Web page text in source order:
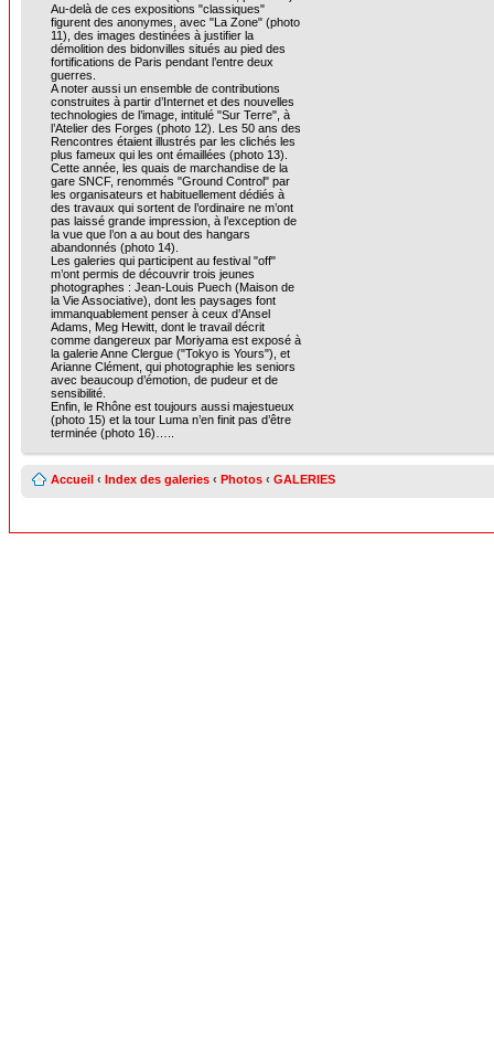
Au-delà de ces expositions "classiques"
figurent des anonymes, avec "La Zone" (photo
11), des images destinées à justifier la
démolition des bidonvilles situés au pied des
fortifications de Paris pendant l’entre deux
guerres.
A noter aussi un ensemble de contributions
construites à partir d’Internet et des nouvelles
technologies de l’image, intitulé "Sur Terre", à
l’Atelier des Forges (photo 12). Les 50 ans des
Rencontres étaient illustrés par les clichés les
plus fameux qui les ont émaillées (photo 13).
Cette année, les quais de marchandise de la
gare SNCF, renommés "Ground Control" par
les organisateurs et habituellement dédiés à
des travaux qui sortent de l’ordinaire ne m’ont
pas laissé grande impression, à l’exception de
la vue que l’on a au bout des hangars
abandonnés (photo 14).
Les galeries qui participent au festival "off"
m’ont permis de découvrir trois jeunes
photographes : Jean-Louis Puech (Maison de
la Vie Associative), dont les paysages font
immanquablement penser à ceux d’Ansel
Adams, Meg Hewitt, dont le travail décrit
comme dangereux par Moriyama est exposé à
la galerie Anne Clergue ("Tokyo is Yours"), et
Arianne Clément, qui photographie les seniors
avec beaucoup d’émotion, de pudeur et de
sensibilité.
Enfin, le Rhône est toujours aussi majestueux
(photo 15) et la tour Luma n’en finit pas d’être
terminée (photo 16)…..
Accueil ‹ Index des galeries ‹ Photos ‹ GALERIES